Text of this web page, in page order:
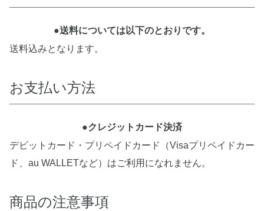
●送料については以下のとおりです。
送料込みとなります。
お支払い方法
●クレジットカード決済
デビットカード・プリペイドカード（Visaプリペイドカー
ド、au WALLETなど）はご利用になれません。
商品の注意事項